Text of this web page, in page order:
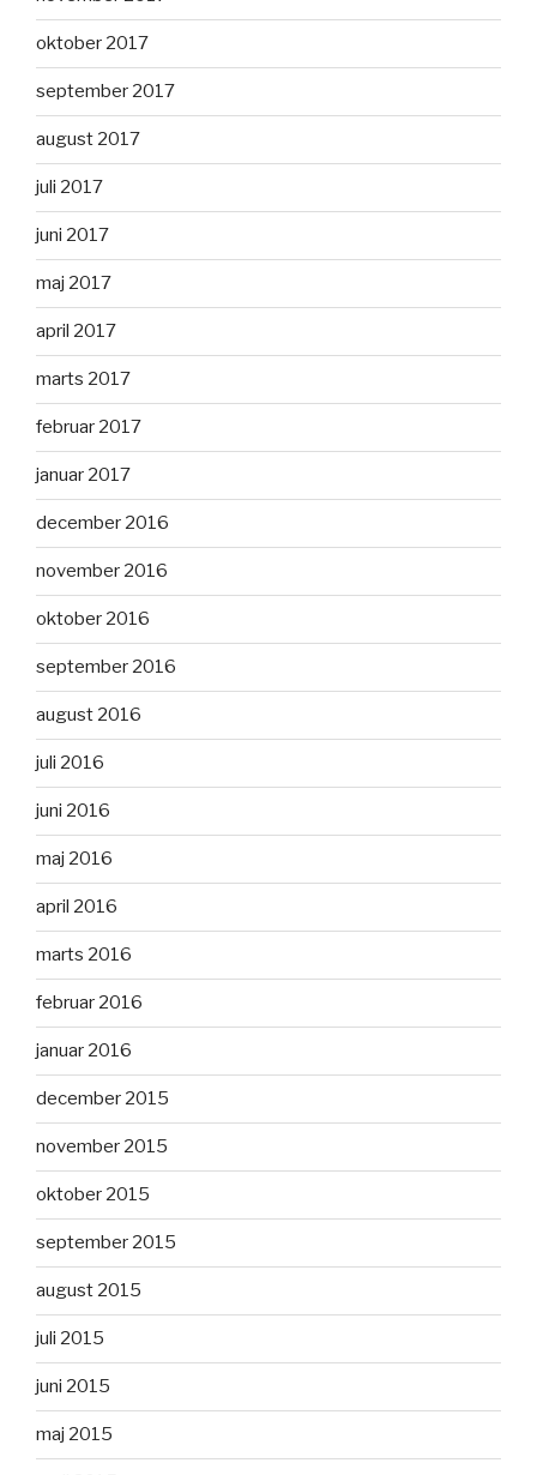
oktober 2017
september 2017
august 2017
juli 2017
juni 2017
maj 2017
april 2017
marts 2017
februar 2017
januar 2017
december 2016
november 2016
oktober 2016
september 2016
august 2016
juli 2016
juni 2016
maj 2016
april 2016
marts 2016
februar 2016
januar 2016
december 2015
november 2015
oktober 2015
september 2015
august 2015
juli 2015
juni 2015
maj 2015